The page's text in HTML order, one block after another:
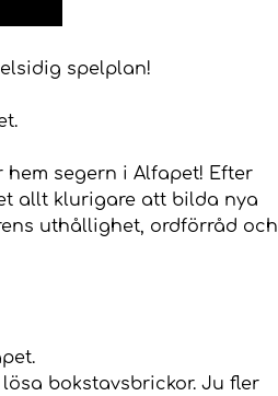
spelplan!
hem segern i Alfapet! Efter
allt klurigare att bilda nya
uthållighet, ordförråd och
bokstavsbrickor. Ju fler